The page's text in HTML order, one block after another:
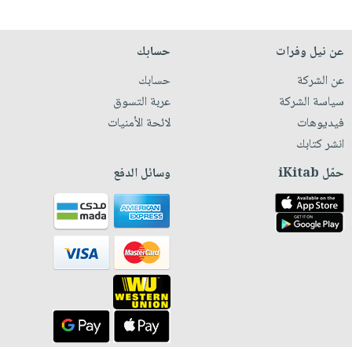
عن نيل وفرات
عن الشركة
سياسة الشركة
فيديوهات
انشر كتابك
حسابك
حسابك
عربة التسوق
لائحة الأمنيات
حمّل iKitab وسائل الدفع